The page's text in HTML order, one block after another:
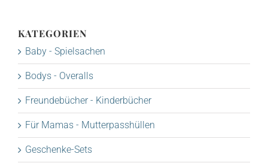
KATEGORIEN
Baby - Spielsachen
Bodys - Overalls
Freundebücher - Kinderbücher
Für Mamas - Mutterpasshüllen
Geschenke-Sets